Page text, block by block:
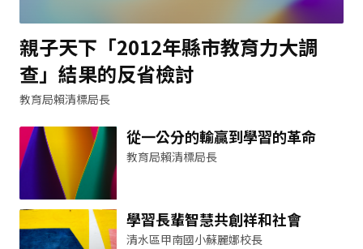
親子天下「2012年縣市教育力大調
查」結果的反省檢討
教育局賴清標局長
從一公分的輸贏到學習的革命
教育局賴清標局長
學習長輩智慧共創祥和社會
清水區甲南國小蘇麗娜校長